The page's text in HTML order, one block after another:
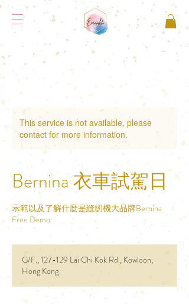
This service is not available, please
contact for more information.
Bernina 衣車試駕日
示範以及了解什麼是縫紉機大品牌Bernina
Free Demo
G/F., 127-129 Lai Chi Kok Rd., Kowloon,
Hong Kong